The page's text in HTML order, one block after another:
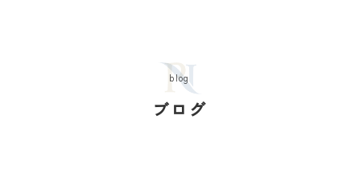
blog
ブログ